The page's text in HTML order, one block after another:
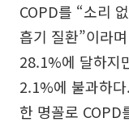
COPD를 “소리
흡기 질환”이라
28.1%에 달하지
2.1%에 불과하
한 명꼴로 COPD